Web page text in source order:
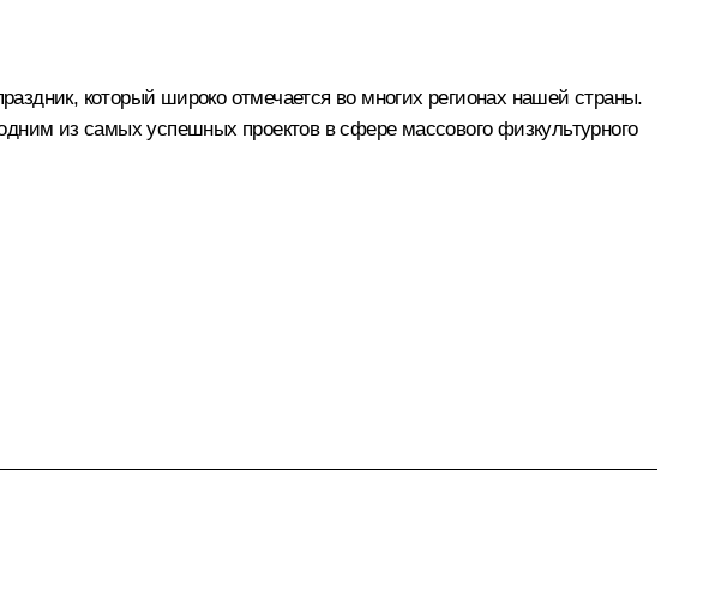
который широко отмечается во многих регионах нашей страны.
из самых успешных проектов в сфере массового физкультурного